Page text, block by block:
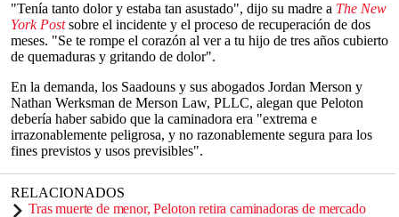
"Tenía tanto dolor y estaba tan asustado", dijo su madre a The New
York Postsobre el incidente y el proceso de recuperación de dos
meses. "Se te rompe el corazón al ver a tu hijo de tres años cubierto
de quemaduras y gritando de dolor".
En la demanda, los Saadouns y sus abogados Jordan Merson y
Nathan Werksman de Merson Law, PLLC, alegan que Peloton
debería haber sabido que la caminadora era "extrema e
irrazonablemente peligrosa, y no razonablemente segura para los
fines previstos y usos previsibles".
RELACIONADOS
Tras muerte de menor, Peloton retira caminadoras de mercado